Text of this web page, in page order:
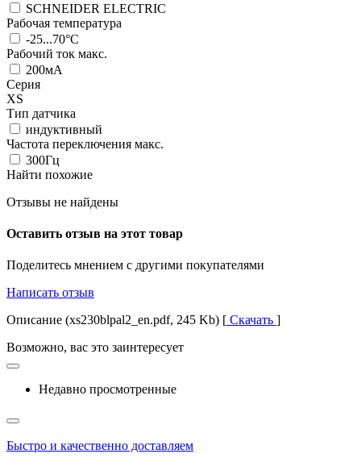
SCHNEIDER ELECTRIC
Рабочая температура
-25...70°C
Рабочий ток макс.
200мА
Серия
XS
Тип датчика
индуктивный
Частота переключения макс.
300Гц
Найти похожие
Отзывы не найдены
Оставить отзыв на этот товар
Поделитесь мнением с другими покупателями
Написать отзыв
Описание (xs230blpal2_en.pdf, 245 Kb) [ Скачать ]
Возможно, вас это заинтересует
Недавно просмотренные
Быстро и качественно доставляем